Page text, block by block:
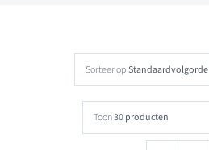
Sorteer opStandaardvolgorde
Toon30 producten